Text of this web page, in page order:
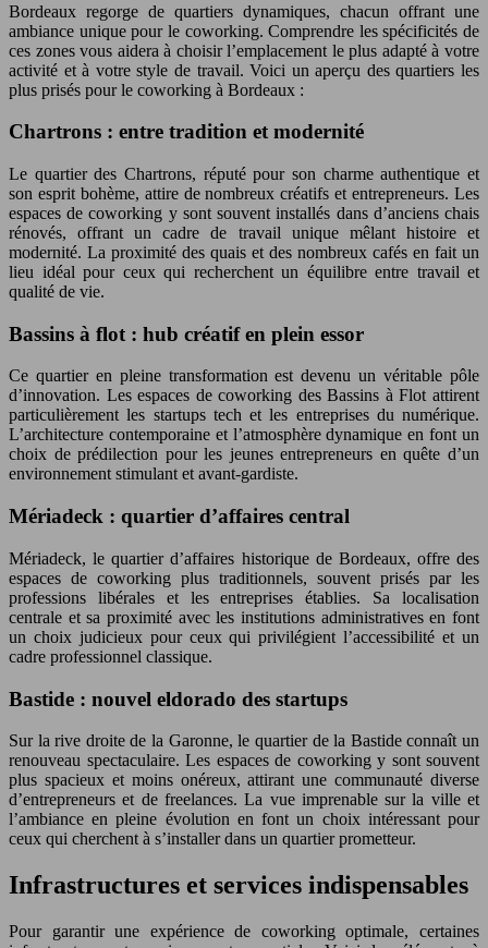
Bordeaux regorge de quartiers dynamiques, chacun offrant une
ambiance unique pour le coworking. Comprendre les spécificités de
ces zones vous aidera à choisir l’emplacement le plus adapté à votre
activité et à votre style de travail. Voici un aperçu des quartiers les
plus prisés pour le coworking à Bordeaux :
Chartrons : entre tradition et modernité
Le quartier des Chartrons, réputé pour son charme authentique et
son esprit bohème, attire de nombreux créatifs et entrepreneurs. Les
espaces de coworking y sont souvent installés dans d’anciens chais
rénovés, offrant un cadre de travail unique mêlant histoire et
modernité. La proximité des quais et des nombreux cafés en fait un
lieu idéal pour ceux qui recherchent un équilibre entre travail et
qualité de vie.
Bassins à flot : hub créatif en plein essor
Ce quartier en pleine transformation est devenu un véritable pôle
d’innovation. Les espaces de coworking des Bassins à Flot attirent
particulièrement les startups tech et les entreprises du numérique.
L’architecture contemporaine et l’atmosphère dynamique en font un
choix de prédilection pour les jeunes entrepreneurs en quête d’un
environnement stimulant et avant-gardiste.
Mériadeck : quartier d’affaires central
Mériadeck, le quartier d’affaires historique de Bordeaux, offre des
espaces de coworking plus traditionnels, souvent prisés par les
professions libérales et les entreprises établies. Sa localisation
centrale et sa proximité avec les institutions administratives en font
un choix judicieux pour ceux qui privilégient l’accessibilité et un
cadre professionnel classique.
Bastide : nouvel eldorado des startups
Sur la rive droite de la Garonne, le quartier de la Bastide connaît un
renouveau spectaculaire. Les espaces de coworking y sont souvent
plus spacieux et moins onéreux, attirant une communauté diverse
d’entrepreneurs et de freelances. La vue imprenable sur la ville et
l’ambiance en pleine évolution en font un choix intéressant pour
ceux qui cherchent à s’installer dans un quartier prometteur.
Infrastructures et services indispensables
Pour garantir une expérience de coworking optimale, certaines